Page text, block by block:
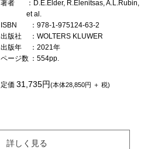
著者
：D.E.Elder, R.Elenitsas, A.L.Rubin,
et al.
ISBN
：978-1-975124-63-2
出版社
：WOLTERS KLUWER
出版年
：2021年
ページ数 ：554pp.
定価31,735円(本体28,850円 ＋ 税)
詳しく見る